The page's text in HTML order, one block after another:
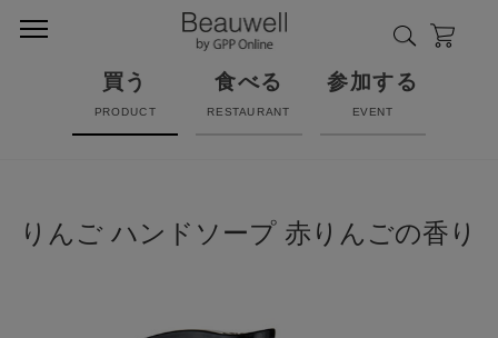
買う
PRODUCT
食べる
RESTAURANT
参加する
EVENT
りんご ハンドソープ 赤りんごの香り